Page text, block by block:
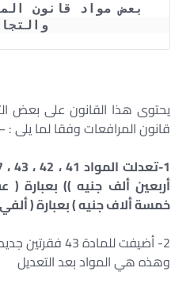
يحتوى هذا القانون على بعض
قانون المرافعات وفقا لما يلى :
أربعين ألف جنيه )) بعبارة (
خمسة ألاف جنيه ) بعبارة (
2- أضيفت للمادة 43 فقرتين جديدتين ( خامسة وسادسة )
وهذه هي المواد بعد التعديل